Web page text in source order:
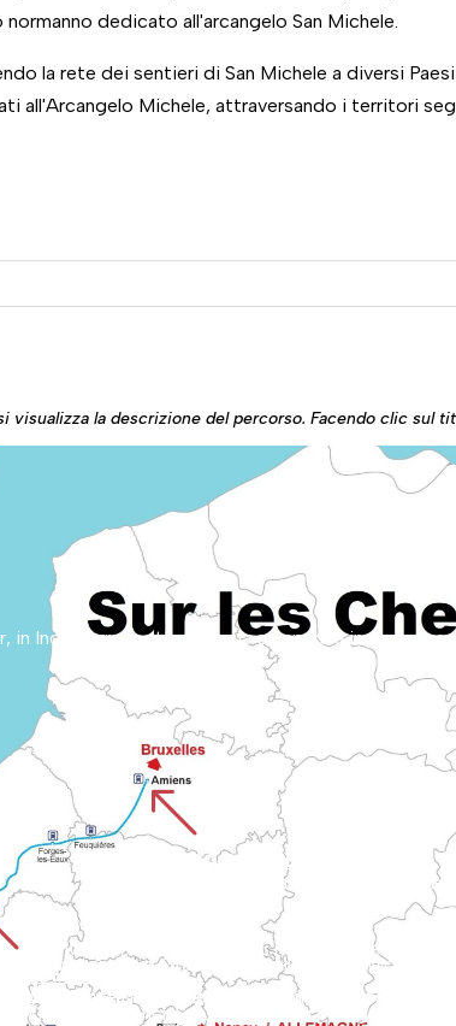
dedicato all'arcangelo San Michele.
la rete dei sentieri di San Michele a diversi
all'Arcangelo Michele, attraversando i territori
visualizza la descrizione del percorso. Facendo clic sul
Coutances e Granville fino alla baia di Mont.
sulla via del Mont.
%
STRADA DI AMIENS
Il percorso inizia dalla cattedrale di Amiens, patrimonio dell'umanità, e attraversa le
DE ROUEN
attraverso cinque dipartimenti della Normandia, dalla cattedrale di Rouen al castello di Falaise. Questo percorso collega grandi città e